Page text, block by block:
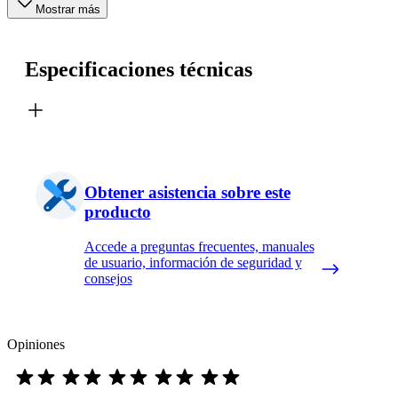
Mostrar más
Especificaciones técnicas
Obtener asistencia sobre este
producto
Accede a preguntas frecuentes, manuales
de usuario, información de seguridad y
consejos
Opiniones